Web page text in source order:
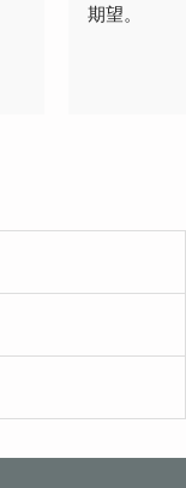
期望。